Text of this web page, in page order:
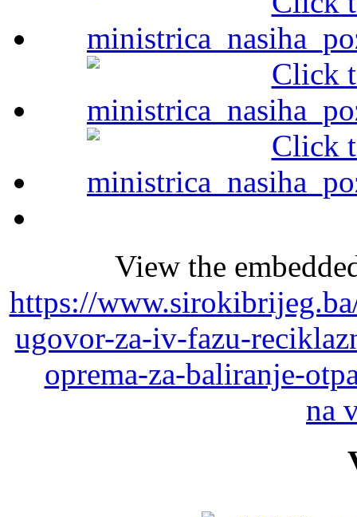
View the
https://
ugovor-za-iv-fazu-
oprema-za-baliranje-
na